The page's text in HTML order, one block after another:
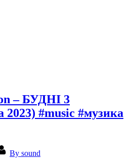
– БУДНІ 3
#music #музика
By sound